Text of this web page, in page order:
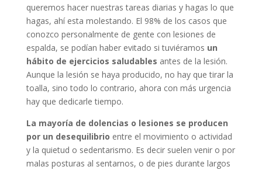
queremos hacer nuestras tareas diarias y hagas lo que
hagas, ahí esta molestando. El 98% de los casos que
conozco personalmente de gente con lesiones de
espalda, se podían haber evitado si tuviéramos un
hábito de ejercicios saludables antes de la lesión.
Aunque la lesión se haya producido, no hay que tirar la
toalla, sino todo lo contrario, ahora con más urgencia
hay que dedicarle tiempo.
La mayoría de dolencias o lesiones se producen
por un desequilibrio entre el movimiento o actividad
y la quietud o sedentarismo. Es decir suelen venir o por
malas posturas al sentarnos, o de pies durante largos